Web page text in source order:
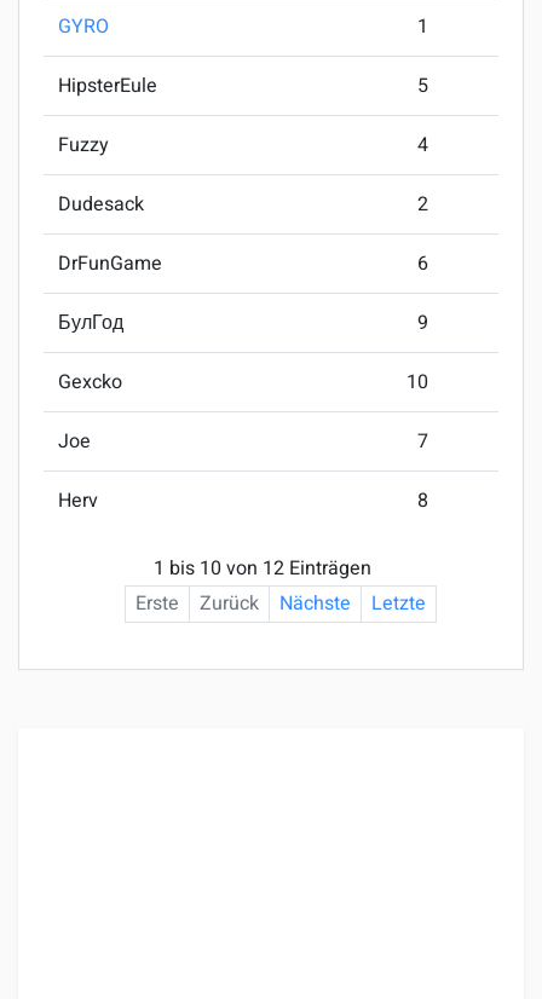
GYRO 1
HipsterEule 5
Fuzzy 4
Dudesack 2
DrFunGame 6
БулГод 9
Gexcko 10
Joe 7
Herv 8
1 bis 10 von 12 Einträgen
Erste
Zurück Nächste Letzte